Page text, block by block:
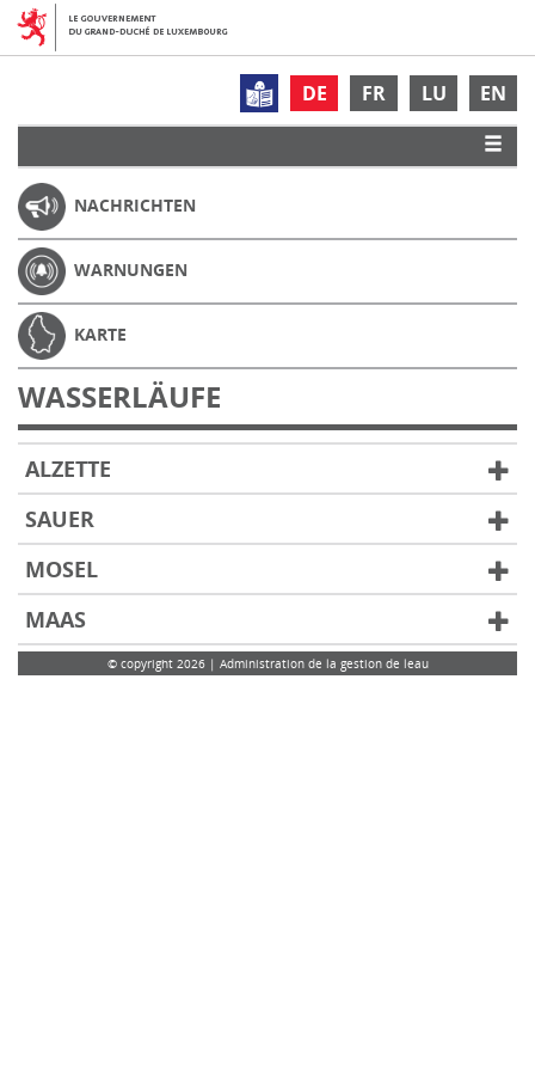
DE FR LU EN
NACHRICHTEN
WARNUNGEN
KARTE
WASSERLÄUFE
ALZETTE
SAUER
MOSEL
MAAS
© copyright 2026 | Administration de la gestion de leau